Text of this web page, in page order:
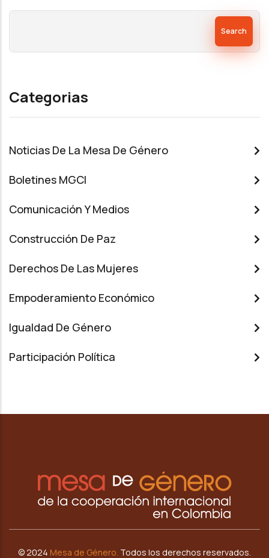
Categorias
Noticias De La Mesa De Género
Boletines MGCI
Comunicación Y Medios
Construcción De Paz
Derechos De Las Mujeres
Empoderamiento Económico
Igualdad De Género
Participación Política
© 2024 Mesa de Género. Todos los derechos reservados.